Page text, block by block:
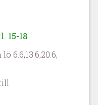
15-18
6.6,13.6,20.6,